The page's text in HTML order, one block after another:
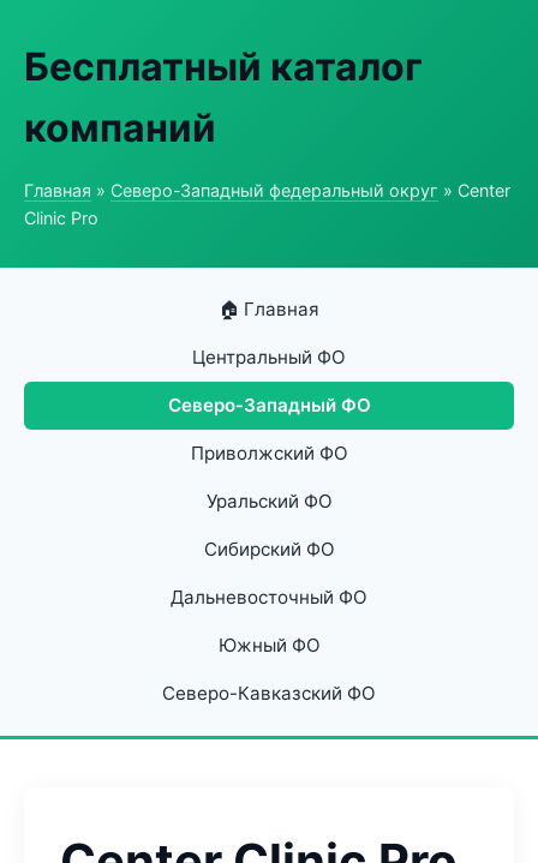
Бесплатный каталог
компаний
Главная » Северо-Западный федеральный округ » Center
Clinic Pro
🏠 Главная
Центральный ФО
Северо-Западный ФО
Приволжский ФО
Уральский ФО
Сибирский ФО
Дальневосточный ФО
Южный ФО
Северо-Кавказский ФО